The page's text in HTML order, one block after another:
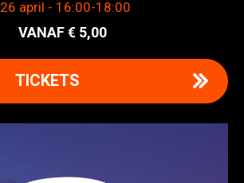
26 april - 16:00-18:00
5,00
TICKETS